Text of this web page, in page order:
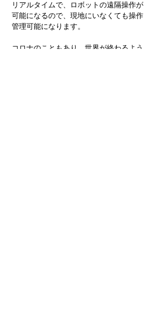
リアルタイムで、ロボットの遠隔操作が
可能になるので、現地にいなくても操作
管理可能になります。
コロナのこともあり、世界が終わるよう